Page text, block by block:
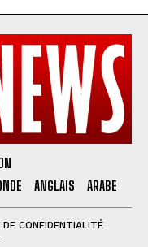
ANGLAIS ARABE
CONFIDENTIALITÉ